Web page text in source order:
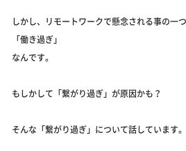
しかし、リモートワークで懸念される事の一
「働き過ぎ」
なんです。
もしかして「繋がり過ぎ」が原因かも？
そんな「繋がり過ぎ」について話しています。